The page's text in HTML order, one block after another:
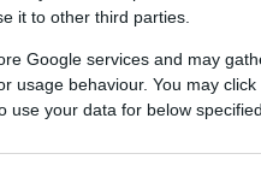
it to other third parties.
Google services and may
usage behaviour. You may
use your data for below
πιλότοι ενεργούν
της BEA, οι